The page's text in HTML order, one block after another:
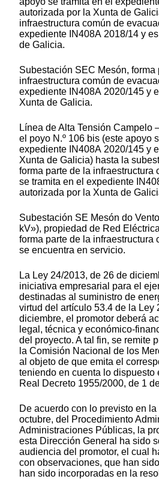
autorizada por la Xunta de
infraestructura común de
expediente IN408A 2018/14 y
de Galicia.
Subestación SEC Mesón, forma
infraestructura común de
expediente IN408A 2020/145 y
Xunta de Galicia.
Línea de Alta Tensión Campelo
el poyo N.º 106 bis (este apoyo
expediente IN408A 2020/145 y
Xunta de Galicia) hasta la
forma parte de la infraestructura
se tramita en el expediente
autorizada por la Xunta de
Subestación SE Mesón do
kV»), propiedad de Red
forma parte de la infraestructura
se encuentra en servicio.
La Ley 24/2013, de 26 de
iniciativa empresarial para el
destinadas al suministro de
virtud del artículo 53.4 de la Ley
diciembre, el promotor deberá
legal, técnica y económico-
del proyecto. A tal fin, se remite
la Comisión Nacional de los
al objeto de que emita el
teniendo en cuenta lo dispuesto
Real Decreto 1955/2000, de 1
De acuerdo con lo previsto en
octubre, del Procedimiento
Administraciones Públicas, la
esta Dirección General ha sido
audiencia del promotor, el cual
con observaciones, que han
han sido incorporadas en la